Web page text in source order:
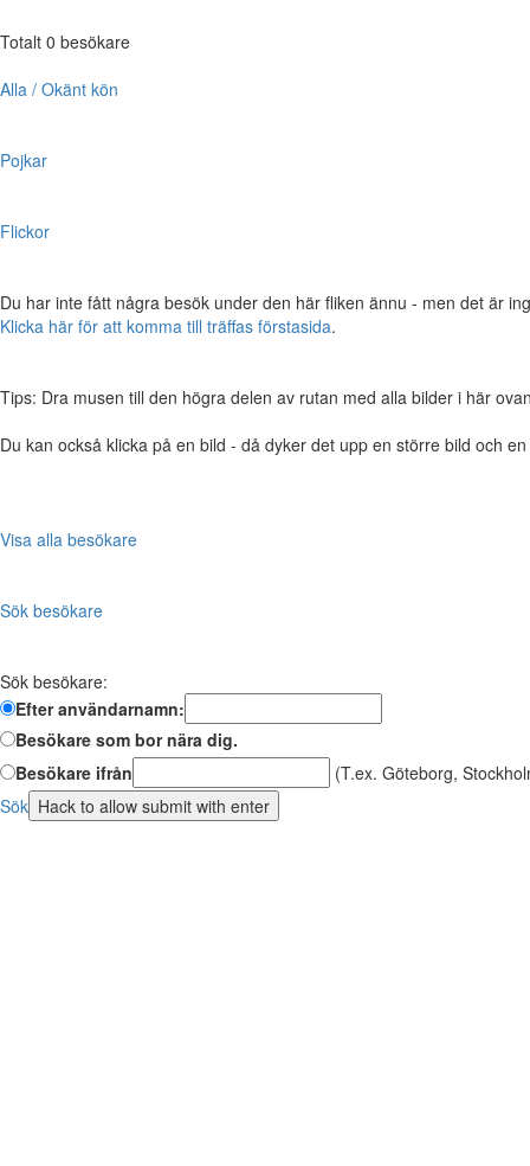
Totalt 0 besökare
Alla / Okänt kön
Pojkar
Flickor
Du har inte fått några besök under den här fliken ännu - men det är
Klicka här för att komma till träffas förstasida.
Tips: Dra musen till den högra delen av rutan med alla bilder i här
Du kan också klicka på en bild - då dyker det upp en större bild och
Visa alla besökare
Sök besökare
Sök besökare:
Efter användarnamn:
Besökare som bor nära dig.
Besökare ifrån
(T.ex. Göteborg,
Sök